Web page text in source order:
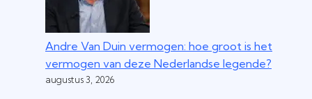
Andre Van Duin vermogen: hoe groot is het
vermogen van deze Nederlandse legende?
augustus 3, 2026